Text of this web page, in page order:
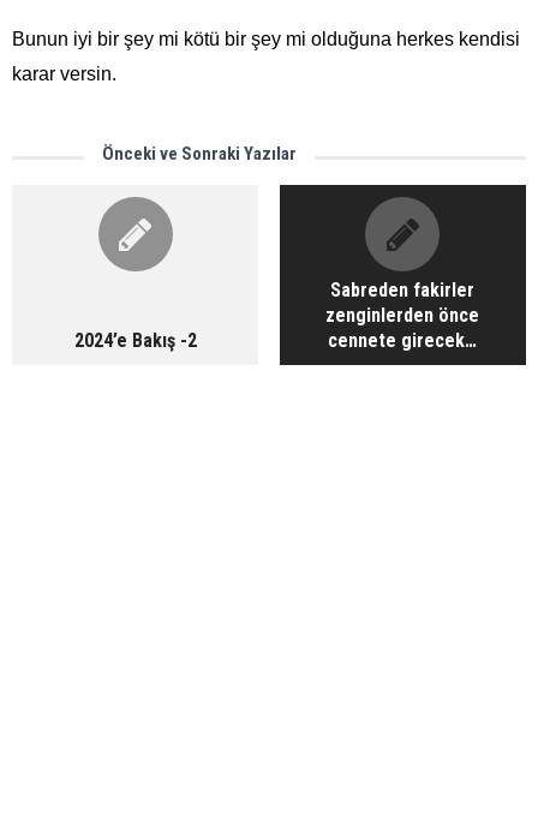
Bunun iyi bir şey mi kötü bir şey mi olduğuna herkes kendisi
karar versin.
Önceki ve Sonraki Yazılar
2024’e Bakış -2
Sabreden fakirler
zenginlerden önce
cennete girecek…